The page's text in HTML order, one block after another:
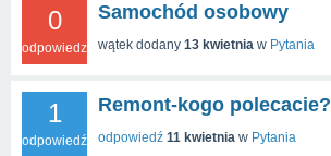
0
odpowiedzi
Samochód osobowy
wątek dodany 13 kwietnia w Pytania
1
odpowiedź
Remont-kogo polecacie?
odpowiedź 11 kwietnia w Pytania